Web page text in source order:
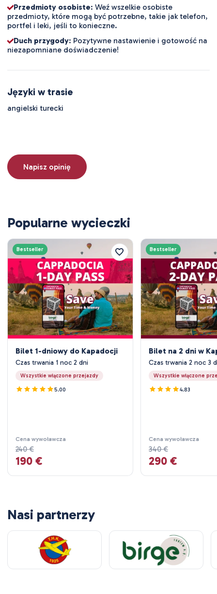
Przedmioty osobiste: Weź wszelkie osobiste
przedmioty, które mogą być potrzebne, takie jak telefon,
portfel i leki, jeśli to konieczne.
Duch przygody: Pozytywne nastawienie i gotowość na
niezapomniane doświadczenie!
Języki w trasie
angielski turecki
Napisz opinię
Popularne wycieczki
Bestseller
Bilet 1-dniowy do Kapadocji
Czas trwania 1 noc 2 dni
Wszystkie włączone przejazdy
5.00
Cena wywoławcza
240 €
190 €
Bestseller
Bilet na 2 dni w
Czas trwania 2 noc 3
Wszystkie włączone
4.83
Cena wywoławcza
340 €
290 €
Nasi partnerzy